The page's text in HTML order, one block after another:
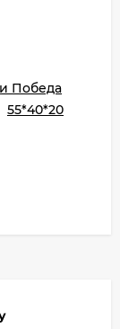
Победа
55*40*20